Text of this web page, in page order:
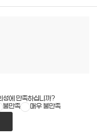
성에 만족하십니까?
불만족 매우 불만족